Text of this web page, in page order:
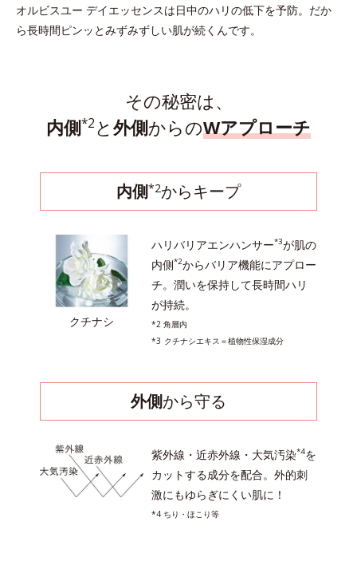
オルビスユー デイエッセンスは日中のハリの低下を予防。 だか
ら長時間ピンッとみずみずしい肌が続くんです。
その秘密は、
内側*2と 外側からのWアプローチ
内側*2からキープ
クチナシ
ハリバリアエンハンサー*3が肌の
内側*2からバリア機能にアプロー
チ。潤いを保持して長時間ハリ
が持続。
*2 角層内
*3 クチナシエキス＝植物性保湿成分
外側から守る
紫外線・近赤外線・大気汚染*4を
カットする成分を配合。外的刺
激にもゆらぎにくい肌に！
*4 ちり・ほこり等